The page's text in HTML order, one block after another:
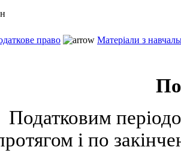
право
Матеріали з
Податковим
і по